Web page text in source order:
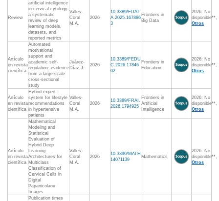
Review
artificial intelligence
in cervical cytology:
a systematic
review of deep
learning models,
datasets, and
reported metrics
Valles-
Coral
M.A.
2026
10.3389/FDAT
A.2025.167886
3
Frontiers in
Big Data
2026: No
disponible**,
Otros
Artículo
en revista
científica
Automated
motivational
support and
academic self-
regulation: evidence
from a large-scale
cross-sectional
study
Juárez-
Díaz J.
2026
10.3389/FEDU
C.2026.17846
02
Frontiers in
Education
2026: No
disponible**,
Otros
Artículo
en revista
científica
Hybrid expert
system for lifestyle
recommendations
in hypertensive
patients
Valles-
Coral
M.A.
2026
10.3389/FRAI.
2026.1794925
Frontiers in
Artificial
Intelligence
2026: No
disponible**,
Otros
Artículo
en revista
científica
Mathematical
Modeling and
Statistical
Evaluation of
Hybrid Deep
Learning
Architectures for
Multiclass
Classification of
Cervical Cells in
Digital
Papanicolaou
Images
Valles-
Coral
M.A.
2026
10.3390/MATH
14071139
Mathematics
2026: No
disponible**,
Otros
Publication times